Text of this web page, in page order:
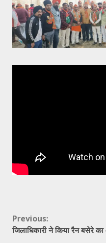
Continue
Previous:
जिलाधिकारी ने किया रैन बसेरे